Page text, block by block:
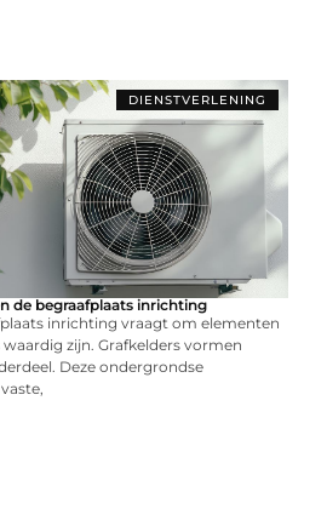
DIENSTVERLENING
de begraafplaats inrichting
inrichting vraagt om elementen
zijn. Grafkelders vormen
Deze ondergrondse